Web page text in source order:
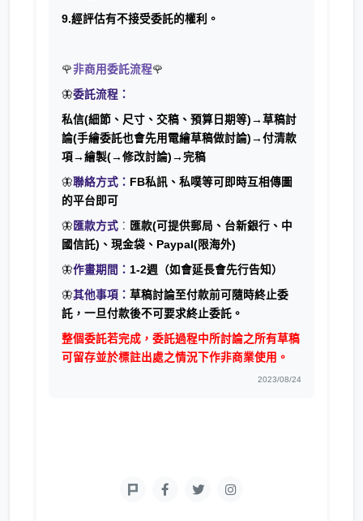
9.經評估有不接受委託的權利。
🌹非商用委託流程🌹
🦋委託流程：
私信(細節、尺寸、交稿、預算日期等)→草稿討
論(手繪委託也會先用電繪草稿做討論)→付清款
項→繪製(→修改討論)→完稿
🦋聯絡方式： FB私訊、私噗等可即時互相傳圖
的平台即可
🦋 匯款方式 ： 匯款(可提供郵局、台新銀行、中
國信託)、現金袋、Paypal(限海外)
🦋作畫期間： 1-2週（如會延長會先行告知）
🦋其他事項： 草稿討論至付款前可隨時終止委
託，一旦付款後不可要求終止委託。
整個委託若完成，委託過程中所討論之所有草稿
可留存並於標註出處之情況下作非商業使用。
2023/08/24